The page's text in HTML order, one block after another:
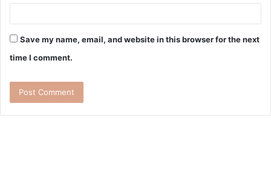
Save my name, email, and website in this browser for the next
time I comment.